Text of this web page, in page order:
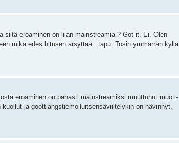
eroaminen on liian mainstreamia ? Got it. Ei. Olen
mikä edes hitusen ärsyttää. :tapu: Tosin ymmärrän kyllä
eroaminen on pahasti mainstreamiksi muuttunut muoti-
ja goottiangstiemoiluitsensäviiltelykin on hävinnyt,